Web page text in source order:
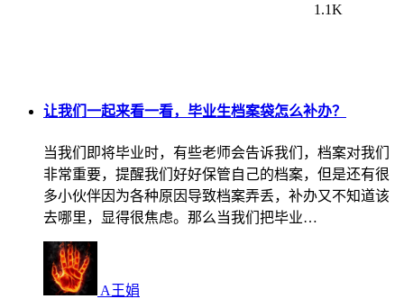
1.1K
让我们一起来看一看，毕业生档案袋怎么补办？
当我们即将毕业时，有些老师会告诉我们，档案对我们
非常重要，提醒我们好好保管自己的档案，但是还有很
多小伙伴因为各种原因导致档案弄丢，补办又不知道该
去哪里，显得很焦虑。那么当我们把毕业…
A王娟